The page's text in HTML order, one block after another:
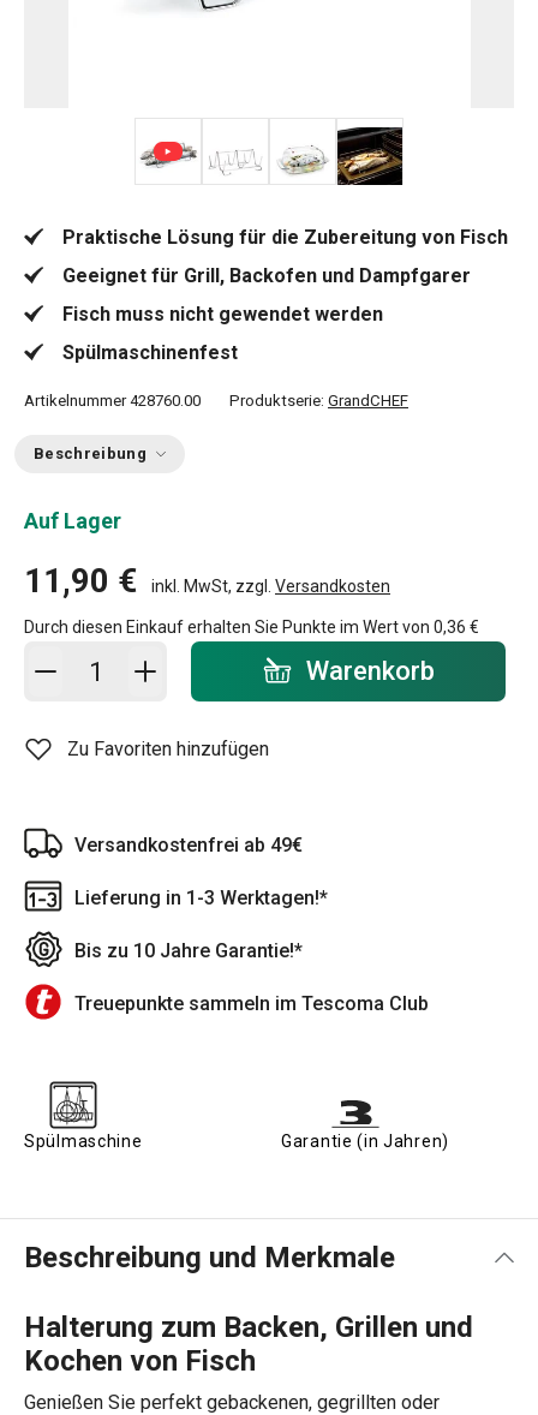
Praktische Lösung für die Zubereitung von Fisch
Geeignet für Grill, Backofen und Dampfgarer
Fisch muss nicht gewendet werden
Spülmaschinenfest
Artikelnummer 428760.00 Produktserie: GrandCHEF
Beschreibung
Auf Lager
11,90 € inkl. MwSt, zzgl. Versandkosten
Durch diesen Einkauf erhalten Sie Punkte im Wert von 0,36 €
In den Warenkorb - Menge Warenkorb
Zu Favoriten hinzufügen
Versandkostenfrei ab 49€
Lieferung in 1-3 Werktagen!*
Bis zu 10 Jahre Garantie!*
Treuepunkte sammeln im Tescoma Club
Spülmaschine Garantie (in Jahren)
Beschreibung und Merkmale
Halterung zum Backen, Grillen und
Kochen von Fisch
Genießen Sie perfekt gebackenen, gegrillten oder